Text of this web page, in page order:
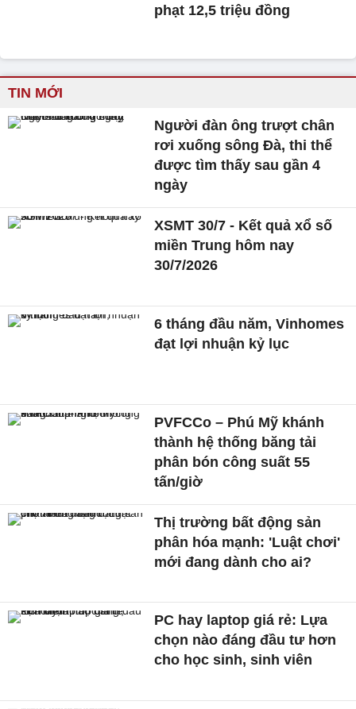
phạt 12,5 triệu đồng
TIN MỚI
Người đàn ông trượt chân
rơi xuống sông Đà, thi thể
được tìm thấy sau gần 4
ngày
XSMT 30/7 - Kết quả xổ số
miền Trung hôm nay
30/7/2026
6 tháng đầu năm, Vinhomes
đạt lợi nhuận kỷ lục
PVFCCo – Phú Mỹ khánh
thành hệ thống băng tải
phân bón công suất 55
tấn/giờ
Thị trường bất động sản
phân hóa mạnh: 'Luật chơi'
mới đang dành cho ai?
PC hay laptop giá rẻ: Lựa
chọn nào đáng đầu tư hơn
cho học sinh, sinh viên